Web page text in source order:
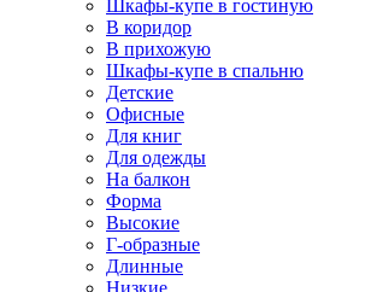
Шкафы-купе в гостиную
В коридор
В прихожую
Шкафы-купе в спальню
Детские
Офисные
Для книг
Для одежды
На балкон
Форма
Высокие
Г-образные
Длинные
Низкие